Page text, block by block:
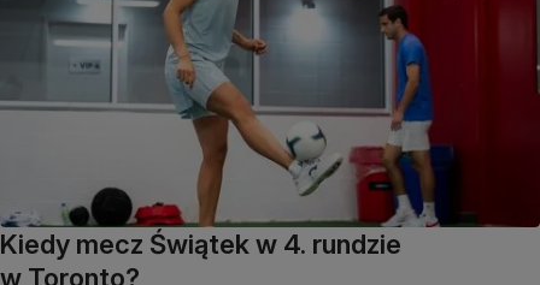
Kiedy mecz Świątek w 4. rundzie
w Toronto?